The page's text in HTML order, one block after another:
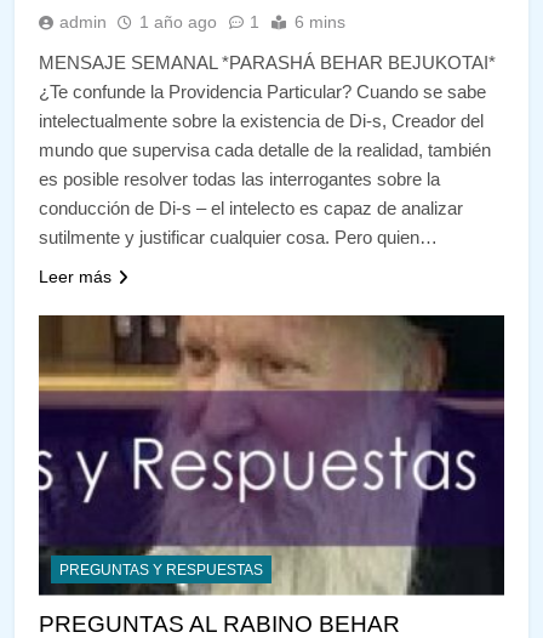
admin 1 año ago 1 6 mins
MENSAJE SEMANAL *PARASHÁ BEHAR BEJUKOTAI*
¿Te confunde la Providencia Particular? Cuando se sabe
intelectualmente sobre la existencia de Di-s, Creador del
mundo que supervisa cada detalle de la realidad, también
es posible resolver todas las interrogantes sobre la
conducción de Di-s – el intelecto es capaz de analizar
sutilmente y justificar cualquier cosa. Pero quien…
Leer más
PREGUNTAS Y RESPUESTAS
PREGUNTAS AL RABINO BEHAR